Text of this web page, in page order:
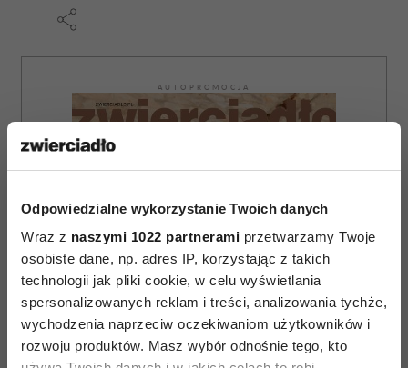
Odpowiedzialne wykorzystanie Twoich danych
Wraz z naszymi 1022 partnerami przetwarzamy Twoje
osobiste dane, np. adres IP, korzystając z takich
technologii jak pliki cookie, w celu wyświetlania
spersonalizowanych reklam i treści, analizowania tychże,
wychodzenia naprzeciw oczekiwaniom użytkowników i
rozwoju produktów. Masz wybór odnośnie tego, kto
AUTOPROMOCJA